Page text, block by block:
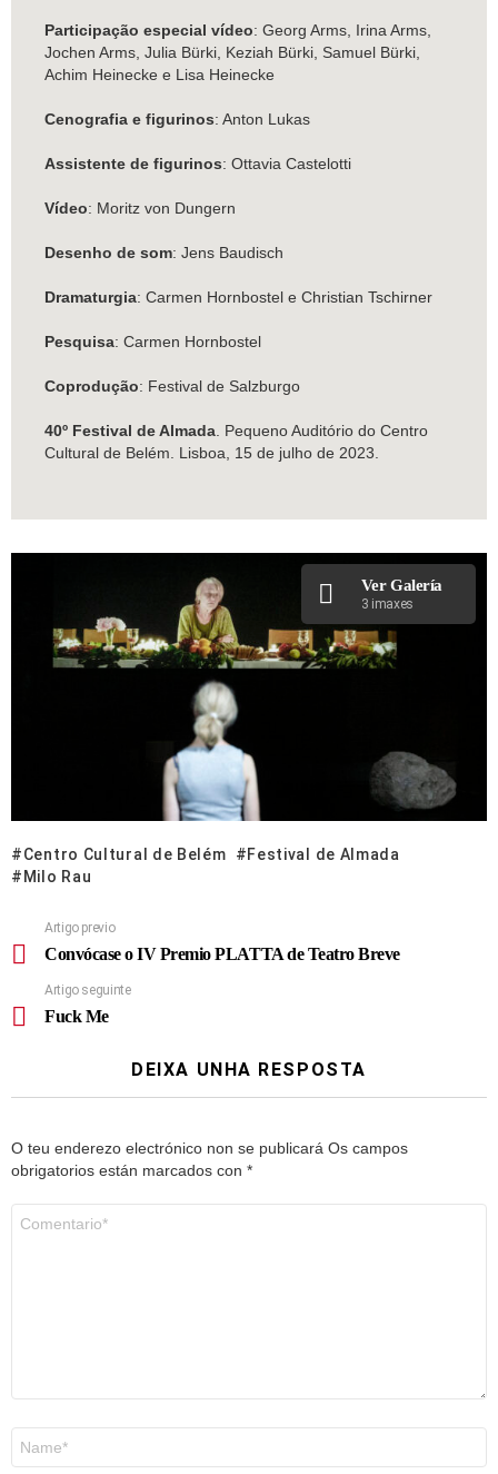
Participação especial vídeo: Georg Arms, Irina Arms,
Jochen Arms, Julia Bürki, Keziah Bürki, Samuel Bürki,
Achim Heinecke e Lisa Heinecke
Cenografia e figurinos: Anton Lukas
Assistente de figurinos: Ottavia Castelotti
Vídeo: Moritz von Dungern
Desenho de som: Jens Baudisch
Dramaturgia: Carmen Hornbostel e Christian Tschirner
Pesquisa: Carmen Hornbostel
Coprodução: Festival de Salzburgo
40º Festival de Almada . Pequeno Auditório do Centro
Cultural de Belém. Lisboa, 15 de julho de 2023.
Ver Galería
3 imaxes
Centro Cultural de Belém
Festival de Almada
Milo Rau
Artigo previo
Convócase o IV Premio PLATTA de Teatro Breve
Artigo seguinte
Fuck Me
DEIXA UNHA RESPOSTA
O teu enderezo electrónico non se publicará Os campos
obrigatorios están marcados con *